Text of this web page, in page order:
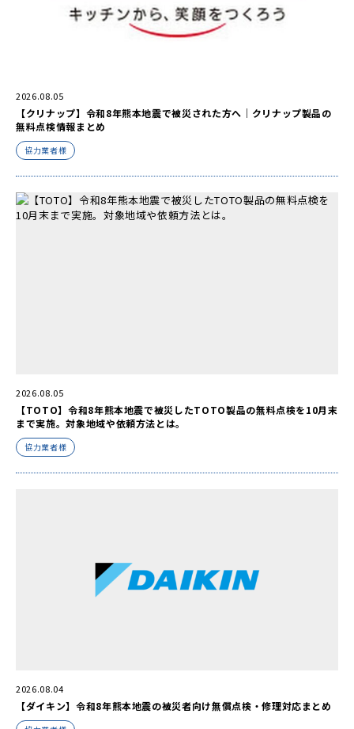
2026.08.05
【クリナップ】令和8年熊本地震で被災された方へ｜クリナップ製品の
無料点検情報まとめ
協力業者様
2026.08.05
【TOTO】令和8年熊本地震で被災したTOTO製品の無料点検を10月末
まで実施。対象地域や依頼方法とは。
協力業者様
2026.08.04
【ダイキン】令和8年熊本地震の被災者向け無償点検・修理対応まとめ